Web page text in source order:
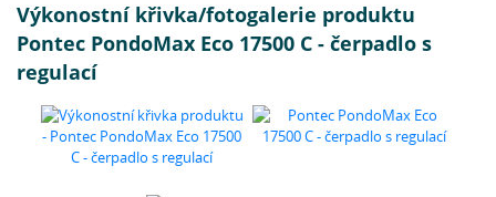
Výkonostní křivka/fotogalerie produktu
Pontec PondoMax Eco 17500 C - čerpadlo s
regulací